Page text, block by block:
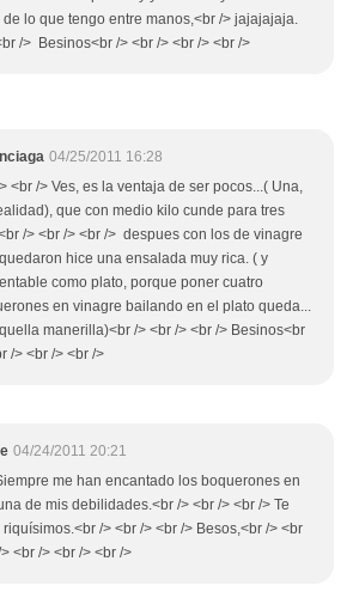
lo que tengo entre manos,<br /> jajajajaja.
/> Besinos<br /> <br /> <br /> <br />
04/25/2011 16:28
<br /> Ves, es la ventaja de ser pocos...( Una,
que con medio kilo cunde para tres
/> <br /> <br /> despues con los de vinagre
hice una ensalada muy rica. ( y
como plato, porque poner cuatro
en vinagre bailando en el plato queda...
manerilla)<br /> <br /> <br /> Besinos<br
/> <br /> <br />
04/24/2011 20:21
me han encantado los boquerones en
de mis debilidades.<br /> <br /> <br /> Te
/> <br /> <br /> Besos,<br /> <br
<br /> <br /> <br />